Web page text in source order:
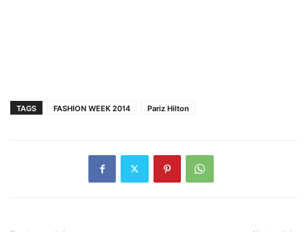
TAGS FASHION WEEK 2014 Pariz Hilton